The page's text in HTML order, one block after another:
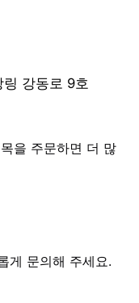
강동로 9호
을 주문하면 더 많
문의해 주세요.